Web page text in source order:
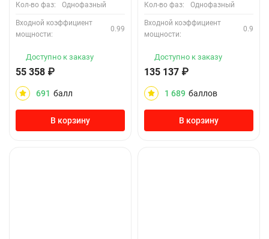
Кол-во фаз: Однофазный
Входной коэффициент
мощности:
0.99
Доступно к заказу
55 358 ₽
691 балл
В корзину
Кол-во фаз: Однофазный
Входной коэффициент
мощности:
0.9
Доступно к заказу
135 137 ₽
1 689 баллов
В корзину